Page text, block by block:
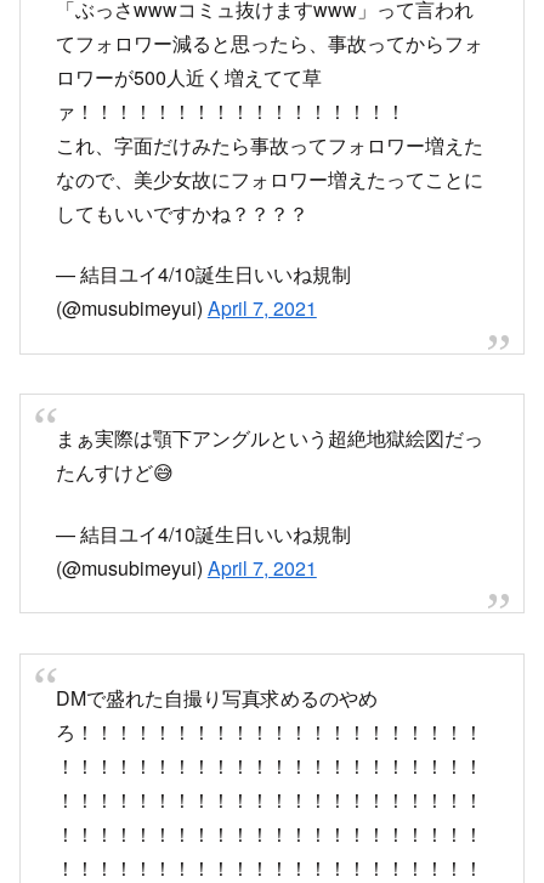
まぁ実際は顎下アングルという超絶地獄絵図だっ
たんすけど😅
— 結目ユイ4/10誕生日いいね規制
ろ！！！！！！！！！！！！！！！！！！！！！
！！！！！！！！！！！！！！！！！！！！！！
！！！！！！！！！！！！！！！！！！！！！！
！！！！！！！！！！！！！！！！！！！！！！
！！！！！！！！！！！！！！
(@musubimeyui)